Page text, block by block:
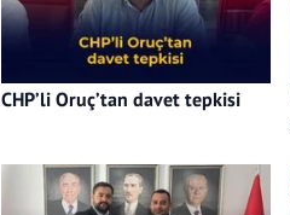
CHP’li Oruç’tan davet tepkisi